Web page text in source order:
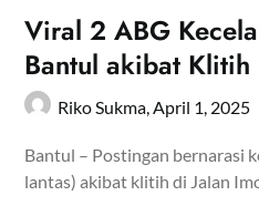
Viral 2 ABG
Bantul akibat Klitih
Riko Sukma,April 1, 2025
Bantul – Postingan bernarasi
lantas) akibat klitih di Jalan